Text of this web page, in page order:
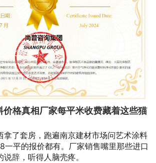
价格真相厂家每平米收费藏着这些猫
拿了套房，跑遍南京建材市场问艺术涂料
平的报价都有。厂家销售嘴里那些进口
辞，听得人脑壳疼。